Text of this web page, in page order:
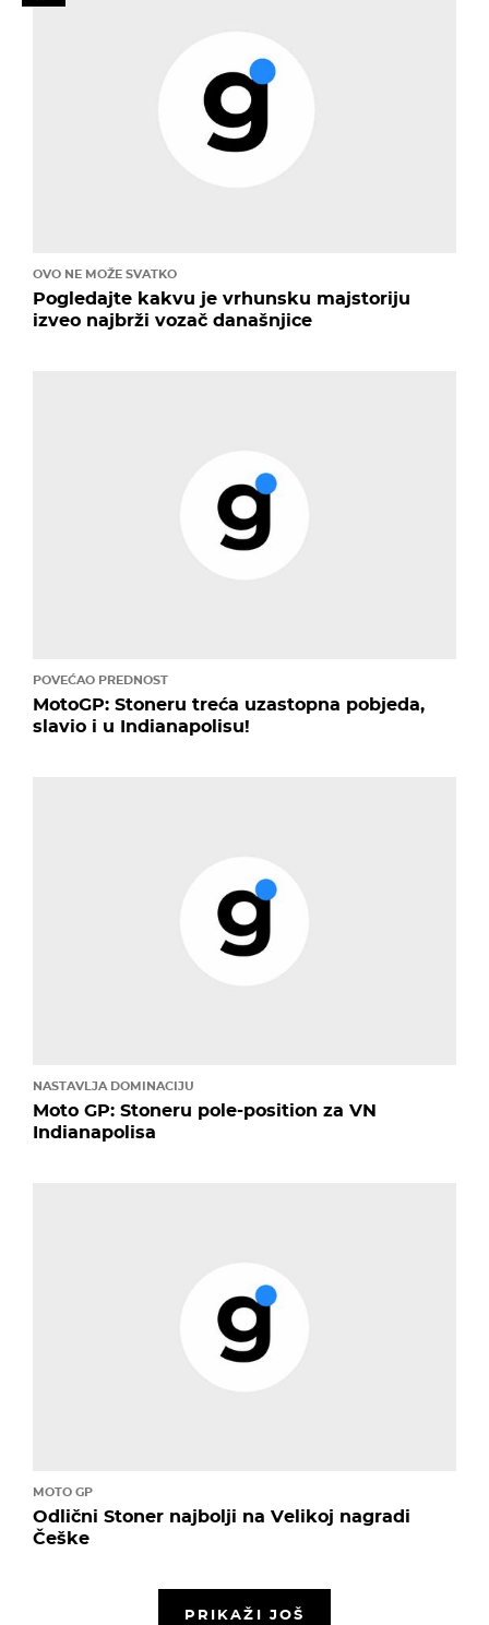
OVO NE MOŽE SVATKO
Pogledajte kakvu je vrhunsku majstoriju
izveo najbrži vozač današnjice
POVEĆAO PREDNOST
MotoGP: Stoneru treća uzastopna pobjeda,
slavio i u Indianapolisu!
NASTAVLJA DOMINACIJU
Moto GP: Stoneru pole-position za VN
Indianapolisa
MOTO GP
Odlični Stoner najbolji na Velikoj nagradi
Češke
PRIKAŽI JOŠ